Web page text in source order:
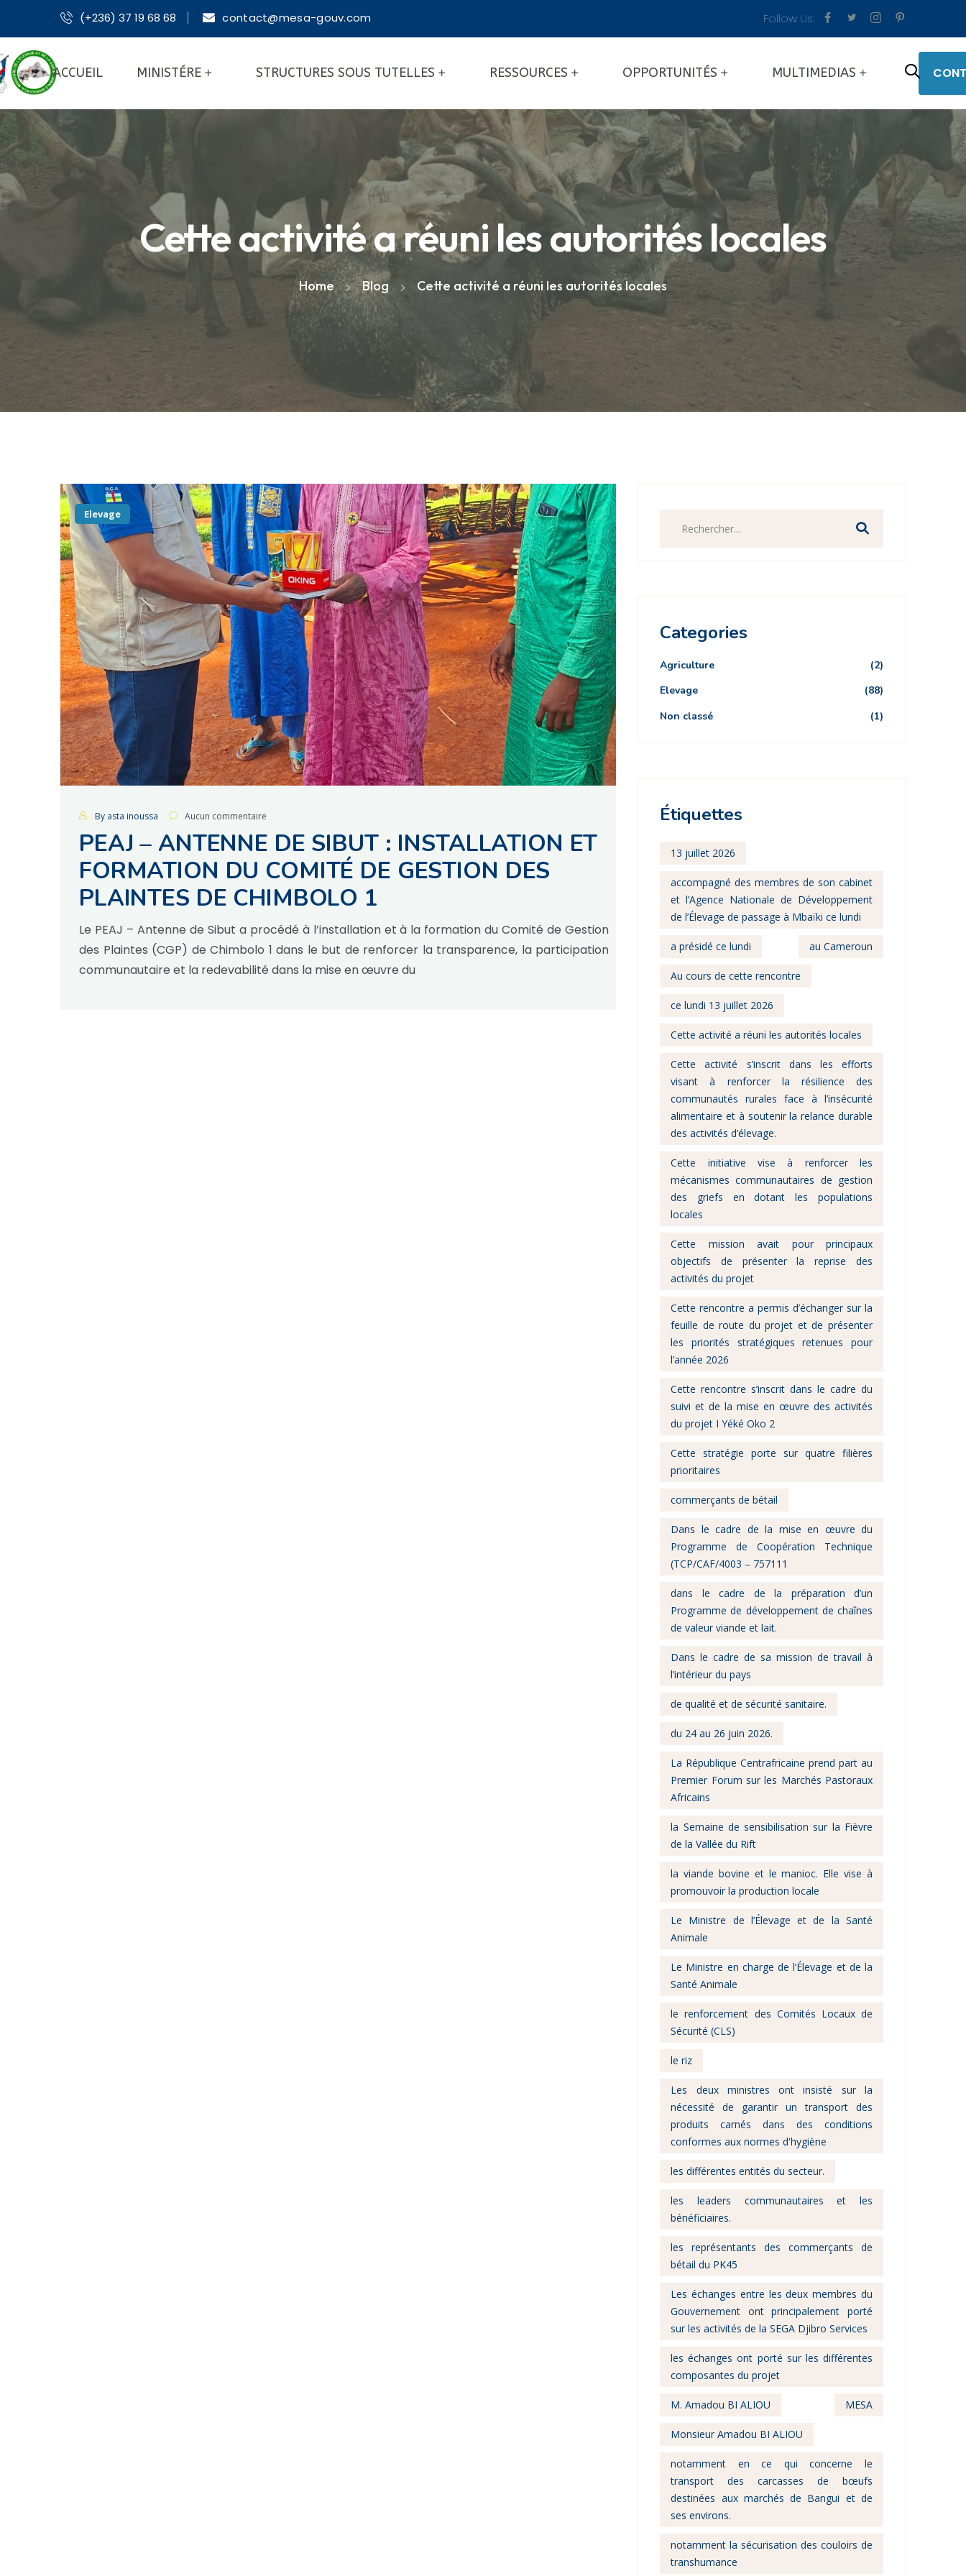
(+236) 37 19 68 68 contact@mesa-gouv.com Follow Us:
ACCUEIL MINISTÉRE STRUCTURES SOUS TUTELLES RESSOURCES OPPORTUNITÉS MULTIMEDIAS
Cette activité a réuni les autorités locales
Home Blog Cette activité a réuni les autorités locales
Elevage
By asta inoussa Aucun commentaire
PEAJ – ANTENNE DE SIBUT : INSTALLATION ET
FORMATION DU COMITÉ DE GESTION DES
PLAINTES DE CHIMBOLO 1
Le PEAJ – Antenne de Sibut a procédé à l’installation et à la formation du Comité de Gestion
des Plaintes (CGP) de Chimbolo 1 dans le but de renforcer la transparence, la participation
communautaire et la redevabilité dans la mise en œuvre du
Categories
Agriculture
(2)
Elevage
(88)
Non classé
(1)
Étiquettes
13 juillet 2026
accompagné des membres de son cabinet
et l’Agence Nationale de Développement
de l’Élevage de passage à Mbaïki ce lundi
a présidé ce lundi au Cameroun
Au cours de cette rencontre
ce lundi 13 juillet 2026
Cette activité a réuni les autorités locales
Cette activité s’inscrit dans les efforts
visant à renforcer la résilience des
communautés rurales face à l’insécurité
alimentaire et à soutenir la relance durable
des activités d’élevage.
Cette initiative vise à renforcer les
mécanismes communautaires de gestion
des griefs en dotant les populations
locales
Cette mission avait pour principaux
objectifs de présenter la reprise des
activités du projet
Cette rencontre a permis d’échanger sur la
feuille de route du projet et de présenter
les priorités stratégiques retenues pour
l’année 2026
Cette rencontre s’inscrit dans le cadre du
suivi et de la mise en œuvre des activités
du projet I Yéké Oko 2
Cette stratégie porte sur quatre filières
prioritaires
commerçants de bétail
Dans le cadre de la mise en œuvre du
Programme de Coopération Technique
(TCP/CAF/4003 – 757111
dans le cadre de la préparation d’un
Programme de développement de chaînes
de valeur viande et lait.
Dans le cadre de sa mission de travail à
l’intérieur du pays
de qualité et de sécurité sanitaire.
du 24 au 26 juin 2026.
La République Centrafricaine prend part au
Premier Forum sur les Marchés Pastoraux
Africains
la Semaine de sensibilisation sur la Fièvre
de la Vallée du Rift
la viande bovine et le manioc. Elle vise à
promouvoir la production locale
Le Ministre de l’Élevage et de la Santé
Animale
Le Ministre en charge de l’Élevage et de la
Santé Animale
le renforcement des Comités Locaux de
Sécurité (CLS)
le riz
Les deux ministres ont insisté sur la
nécessité de garantir un transport des
produits carnés dans des conditions
conformes aux normes d'hygiène
les différentes entités du secteur.
les leaders communautaires et les
bénéficiaires.
les représentants des commerçants de
bétail du PK45
Les échanges entre les deux membres du
Gouvernement ont principalement porté
sur les activités de la SEGA Djibro Services
les échanges ont porté sur les différentes
composantes du projet
M. Amadou BI ALIOU MESA
Monsieur Amadou BI ALIOU
notamment en ce qui concerne le
transport des carcasses de bœufs
destinées aux marchés de Bangui et de
ses environs.
notamment la sécurisation des couloirs de
transhumance